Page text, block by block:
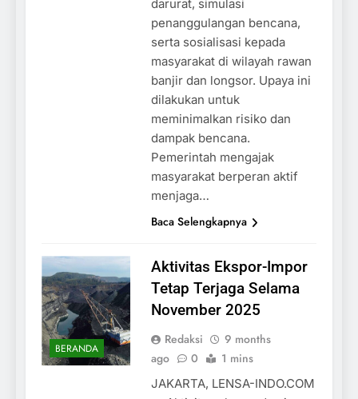
darurat, simulasi
penanggulangan bencana,
serta sosialisasi kepada
masyarakat di wilayah rawan
banjir dan longsor. Upaya ini
dilakukan untuk
meminimalkan risiko dan
dampak bencana.
Pemerintah mengajak
masyarakat berperan aktif
menjaga…
Baca Selengkapnya
BERANDA
Aktivitas Ekspor-Impor
Tetap Terjaga Selama
November 2025
Redaksi
9 months
ago
0 1 mins
JAKARTA, LENSA-INDO.COM